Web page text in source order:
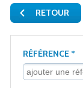
RETOUR
RÉFÉRENCE *